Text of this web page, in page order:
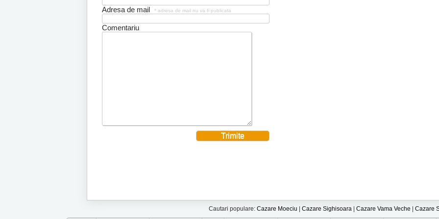
Adresa de mail * adresa de mail nu va fi publicata
Comentariu
Cautari populare: Cazare Moeciu Cazare Sighisoara Cazare Vama Veche Cazare